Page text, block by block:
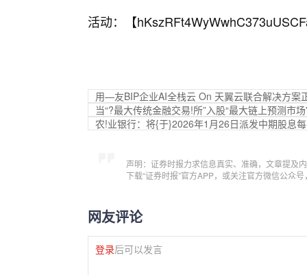
活动：【
用—友BIP企业AI全栈云 On 天翼云联合解决方案
当“?最大传统金融交易!所”入股“最大链上预测市
农!业银行：将{于}2026年1月26日派发中期股息
声明：证券时报力求信息真实、准确，文章提及
下载“证券时报”官方APP，或关注官方微信公众
网友评论
登录后可以发言